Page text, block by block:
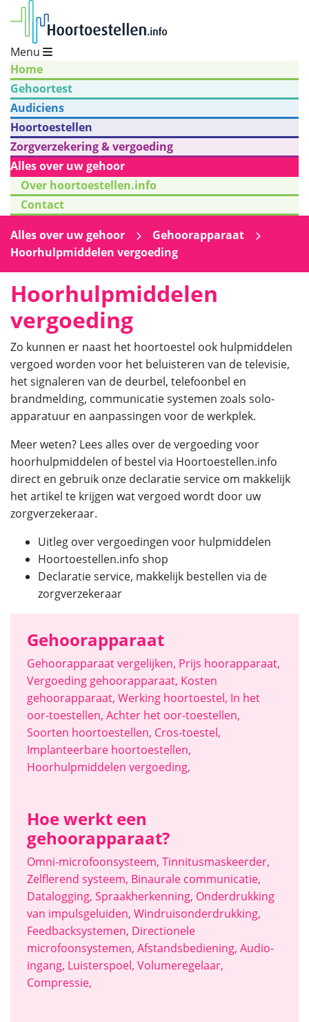
Menu
Home
Gehoortest
Audiciens
Hoortoestellen
Zorgverzekering & vergoeding
Alles over uw gehoor
Over hoortoestellen.info
Contact
Alles over uw gehoor
Gehoorapparaat
Hoorhulpmiddelen vergoeding
Hoorhulpmiddelen
vergoeding
Zo kunnen er naast het hoortoestel ook hulpmiddelen
vergoed worden voor het beluisteren van de televisie,
het signaleren van de deurbel, telefoonbel en
brandmelding, communicatie systemen zoals solo-
apparatuur en aanpassingen voor de werkplek.
Meer weten? Lees alles over de vergoeding voor
hoorhulpmiddelen of bestel via Hoortoestellen.info
direct en gebruik onze declaratie service om makkelijk
het artikel te krijgen wat vergoed wordt door uw
zorgverzekeraar.
Uitleg over vergoedingen voor hulpmiddelen
Hoortoestellen.info shop
Declaratie service, makkelijk bestellen via de
zorgverzekeraar
Gehoorapparaat
Gehoorapparaat vergelijken, Prijs hoorapparaat,
Vergoeding gehoorapparaat, Kosten
gehoorapparaat, Werking hoortoestel, In het
oor-toestellen, Achter het oor-toestellen,
Soorten hoortoestellen, Cros-toestel,
Implanteerbare hoortoestellen,
Hoorhulpmiddelen vergoeding,
Hoe werkt een
gehoorapparaat?
Omni-microfoonsysteem, Tinnitusmaskeerder,
Zelflerend systeem, Binaurale communicatie,
Datalogging, Spraakherkenning, Onderdrukking
van impulsgeluiden, Windruisonderdrukking,
Feedbacksystemen, Directionele
microfoonsystemen, Afstandsbediening, Audio-
ingang, Luisterspoel, Volumeregelaar,
Compressie,